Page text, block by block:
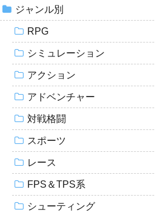
ジャンル別
RPG
シミュレーション
アクション
アドベンチャー
対戦格闘
スポーツ
レース
FPS＆TPS系
シューティング